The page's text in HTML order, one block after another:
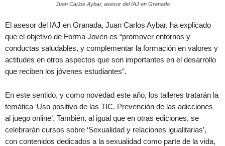
Juan Carlos Aybar, asesor del IAJ en Granada
El asesor del IAJ en Granada, Juan Carlos Aybar, ha explicado
que el objetivo de Forma Joven es “promover entornos y
conductas saludables, y complementar la formación en valores y
actitudes en otros aspectos que son importantes en el desarrollo
que reciben los jóvenes estudiantes”.
En este sentido, y como novedad este año, los talleres tratarán la
temática ‘Uso positivo de las TIC. Prevención de las adicciones
al juego online’. También, al igual que en otras ediciones, se
celebrarán cursos sobre ‘Sexualidad y relaciones igualitarias’,
con contenidos dedicados a la sexualidad como parte de la vida,